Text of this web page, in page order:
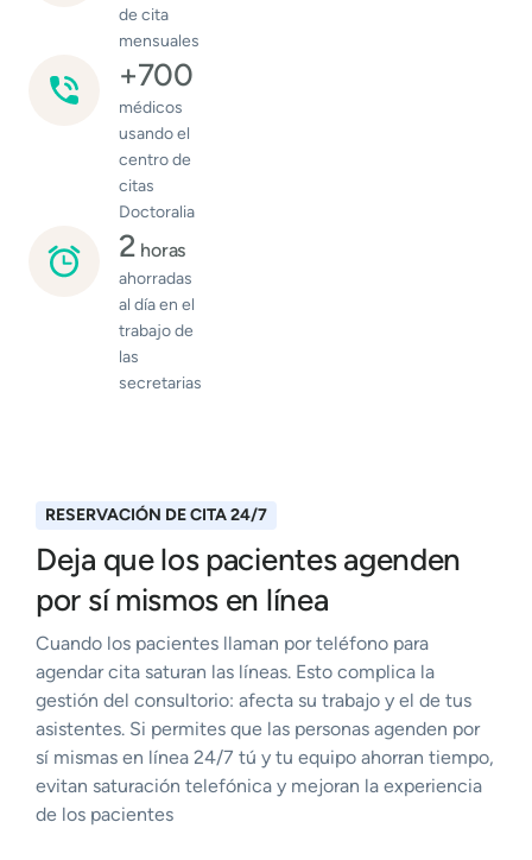
de cita
mensuales
+700
médicos
usando el
centro de
citas
Doctoralia
2 horas
ahorradas
al día en el
trabajo de
las
secretarias
RESERVACIÓN DE CITA 24/7
Deja que los pacientes agenden
por sí mismos en línea
Cuando los pacientes llaman por teléfono para
agendar cita saturan las líneas. Esto complica la
gestión del consultorio: afecta su trabajo y el de tus
asistentes. Si permites que las personas agenden por
sí mismas en línea 24/7 tú y tu equipo ahorran tiempo,
evitan saturación telefónica y mejoran la experiencia
de los pacientes